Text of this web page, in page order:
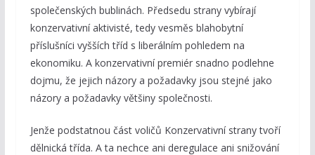
společenských bublinách. Předsedu strany vybírají
konzervativní aktivisté, tedy vesměs blahobytní
příslušníci vyšších tříd s liberálním pohledem na
ekonomiku. A konzervativní premiér snadno podlehne
dojmu, že jejich názory a požadavky jsou stejné jako
názory a požadavky většiny společnosti.
Jenže podstatnou část voličů Konzervativní strany tvoří
dělnická třída. A ta nechce ani deregulace ani snižování